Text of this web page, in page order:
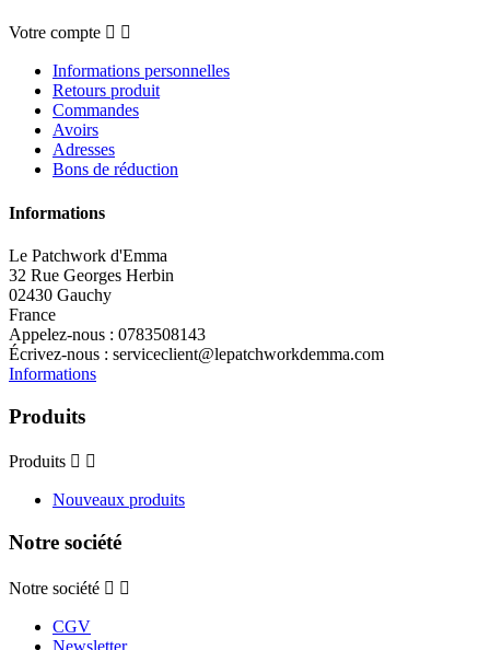
Votre compte  
Informations personnelles
Retours produit
Commandes
Avoirs
Adresses
Bons de réduction
Informations
Le Patchwork d'Emma
32 Rue Georges Herbin
02430 Gauchy
France
Appelez-nous : 0783508143
Écrivez-nous : serviceclient@lepatchworkdemma.com
Informations
Produits
Produits  
Nouveaux produits
Notre société
Notre société  
CGV
Newsletter